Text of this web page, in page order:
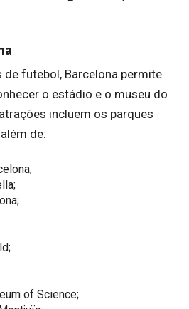
de futebol, Barcelona permite
o estádio e o museu do
incluem os parques
de:
of Science;